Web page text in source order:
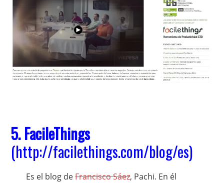
5. FacileThings
(http://facilethings.com/blog/es)
Es el blog deFrancisco Sáez, Pachi. En él